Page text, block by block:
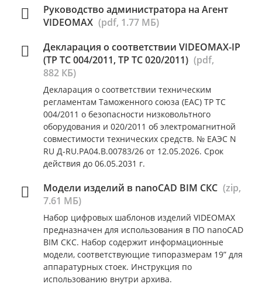
Руководство администратора на Агент
VIDEOMAX (pdf, 1.77 МБ)
Декларация о соответствии VIDEOMAX-IP
(ТР ТС 004/2011, ТР ТС 020/2011) (pdf,
882 КБ)
Декларация о соответствии техническим
регламентам Таможенного союза (ЕАС) ТР ТС
004/2011 о безопасности низковольтного
оборудования и 020/2011 об электромагнитной
совместимости технических средств. № ЕАЭС N
RU Д-RU.РА04.В.00783/26 от 12.05.2026. Срок
действия до 06.05.2031 г.
Модели изделий в nanoCAD BIM СКС (zip,
7.61 МБ)
Набор цифровых шаблонов изделий VIDEOMAX
предназначен для использования в ПО nanoCAD
BIM СКС. Набор содержит информационные
модели, соответствующие типоразмерам 19” для
аппаратурных стоек. Инструкция по
использованию внутри архива.